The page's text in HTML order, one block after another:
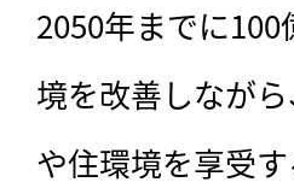
2050年までに
境を改善しなが
や住環境を享受